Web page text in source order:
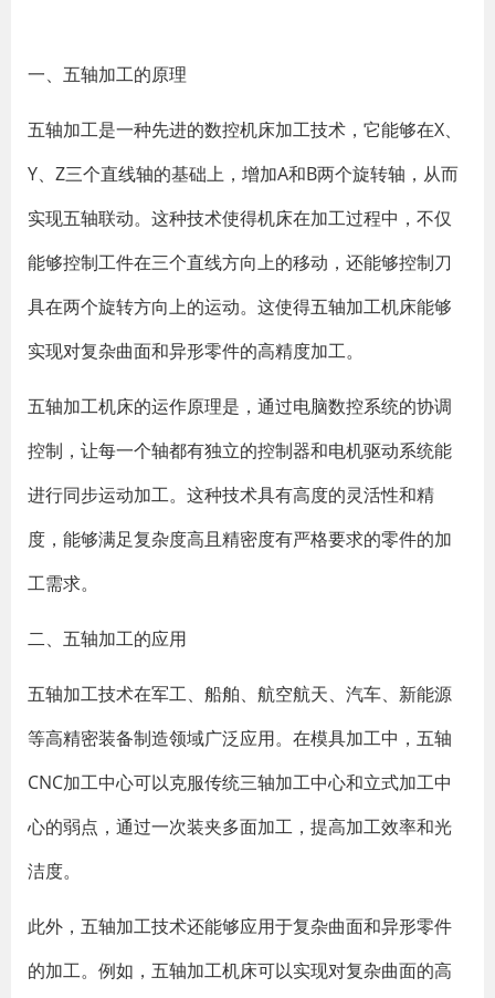
一、五轴加工的原理
五轴加工是一种先进的数控机床加工技术，它能够在X、
Y、Z三个直线轴的基础上，增加A和B两个旋转轴，从而
实现五轴联动。这种技术使得机床在加工过程中，不仅
能够控制工件在三个直线方向上的移动，还能够控制刀
具在两个旋转方向上的运动。这使得五轴加工机床能够
实现对复杂曲面和异形零件的高精度加工。
五轴加工机床的运作原理是，通过电脑数控系统的协调
控制，让每一个轴都有独立的控制器和电机驱动系统能
进行同步运动加工。这种技术具有高度的灵活性和精
度，能够满足复杂度高且精密度有严格要求的零件的加
工需求。
二、五轴加工的应用
五轴加工技术在军工、船舶、航空航天、汽车、新能源
等高精密装备制造领域广泛应用。在模具加工中，五轴
CNC加工中心可以克服传统三轴加工中心和立式加工中
心的弱点，通过一次装夹多面加工，提高加工效率和光
洁度。
此外，五轴加工技术还能够应用于复杂曲面和异形零件
的加工。例如，五轴加工机床可以实现对复杂曲面的高